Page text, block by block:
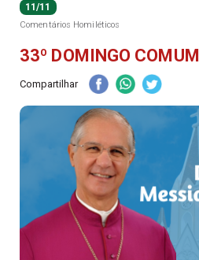
11/11
Comentários Homiléticos
33º DOMINGO COMUM
Compartilhar